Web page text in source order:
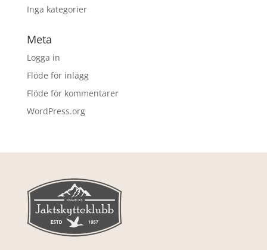
Inga kategorier
Meta
Logga in
Flöde för inlägg
Flöde för kommentarer
WordPress.org